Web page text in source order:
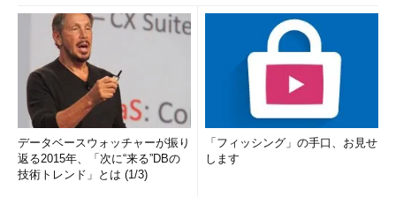
データベースウォッチャーが振り
返る2015年、「次に“来る”DBの
技術トレンド」とは (1/3)
「フィッシング」の手口、お見せ
します